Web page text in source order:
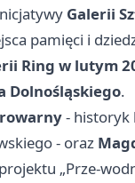
Galerii
pamięci i
Ring w lutym
Dolnośląskiego.
- historyk
- oraz
„Prze-